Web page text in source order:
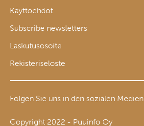
Käyttöehdot
Subscribe newsletters
Laskutusosoite
Rekisteriseloste
Folgen Sie uns in den sozialen Medien
Copyright 2022 - Puuinfo Oy